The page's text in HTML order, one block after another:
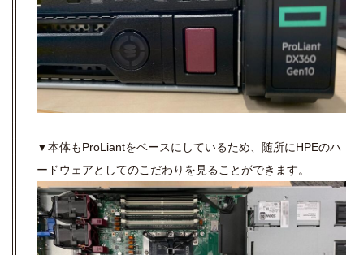
▼本体もProLiantをベースにしているため、随所にHPEのハ
ードウェアとしてのこだわりを見ることができます。